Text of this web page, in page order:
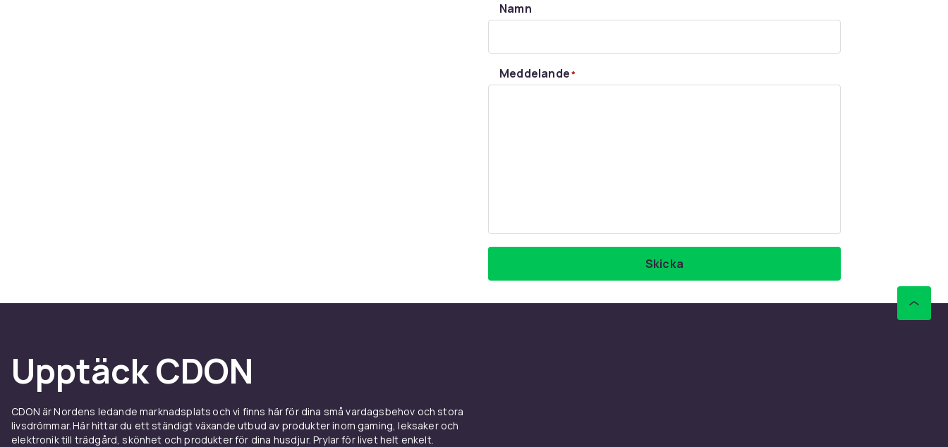
Namn
Meddelande*
Skicka
Upptäck CDON
CDON är Nordens ledande marknadsplats och vi finns här för dina små vardagsbehov och stora
livsdrömmar. Här hittar du ett ständigt växande utbud av produkter inom gaming, leksaker och
elektronik till trädgård, skönhet och produkter för dina husdjur. Prylar för livet helt enkelt.